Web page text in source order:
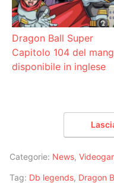
Dragon Ball Super
Capitolo 104 del
disponibile in inglese
Categorie: News,
Tag: Db legends, Dragon